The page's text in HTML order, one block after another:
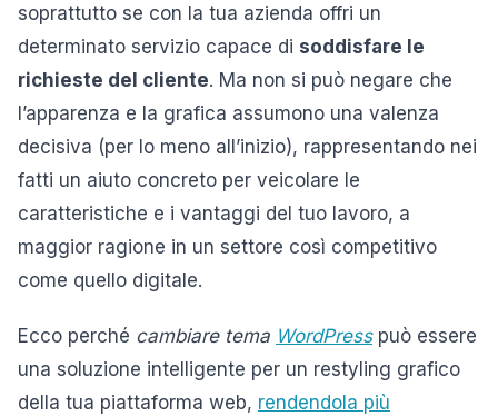
soprattutto se con la tua azienda offri un
determinato servizio capace di soddisfare le
richieste del cliente. Ma non si può negare che
l’apparenza e la grafica assumono una valenza
decisiva (per lo meno all’inizio), rappresentando nei
fatti un aiuto concreto per veicolare le
caratteristiche e i vantaggi del tuo lavoro, a
maggior ragione in un settore così competitivo
come quello digitale.
Ecco perché cambiare tema WordPresspuò essere
una soluzione intelligente per un restyling grafico
della tua piattaforma web, rendendola più